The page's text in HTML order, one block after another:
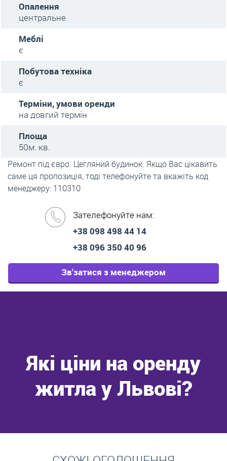
Опалення
центральне
Меблі
є
Побутова техніка
є
Терміни, умови оренди
на довгий термін
Площа
50м. кв.
Ремонт під євро. Цегляний будинок. Якщо Вас цікавить
саме ця пропозиція, тоді телефонуйте та вкажіть код
менеджеру: 110310
Зателефонуйте нам:
+38 098 498 44 14
+38 096 350 40 96
Зв'затися з менеджером
Які ціни на оренду
житла у Львові?